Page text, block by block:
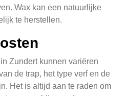
Wax kan een natuurlijke
te herstellen.
Zundert kunnen variëren
de trap, het type verf en de
Het is altijd aan te raden om